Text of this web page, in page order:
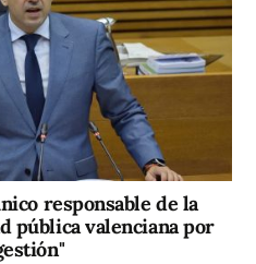
responsable de la
pública valenciana por